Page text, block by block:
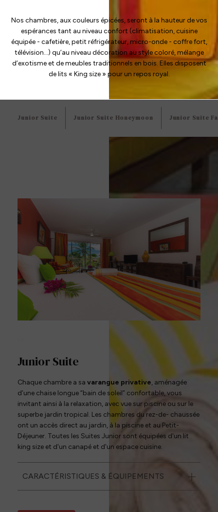
Nos chambres, aux couleurs épicées, seront à la hauteur de vos
espérances tant au niveau confort (climatisation, cuisine
équipée - cafetière, petit réfrigérateur, micro-onde - coffre fort,
télévision…) qu’au niveau décoration au style coloré, mélange
d’exotisme et de meubles traditionnels en bois. Elles disposent
de lits « King size » pour un repos royal.
Junior Suite Junior Suite Honeymoon Junior Suite
Junior Suite
Chaque chambre a sa varangue privative, aménagée
d’une chaise longue “bain de soleil” confortable, vous
invitant ainsi à la relaxation, avec vue sur piscine ou sur le
superbe jardin tropical. Les chambres du rez-de- chaussée
ont un accès direct au jardin, à la piscine et au Petit-
Déjeuner. Toutes les Suites Junior sont équipées d'un lit
king size et d'un canapé et d'un espace cuisine.
CARACTÉRISTIQUES & ÉQUIPEMENTS